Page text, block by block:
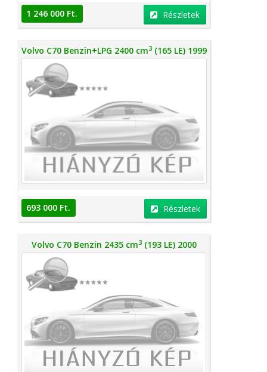
1 246 000 Ft. Részletek
Volvo C70 Benzin+LPG 2400 cm3 (165 LE) 1999
693 000 Ft. Részletek
Volvo C70 Benzin 2435 cm3(193 LE) 2000